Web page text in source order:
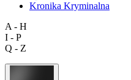
Kronika Kryminalna
A - H
I - P
Q - Z